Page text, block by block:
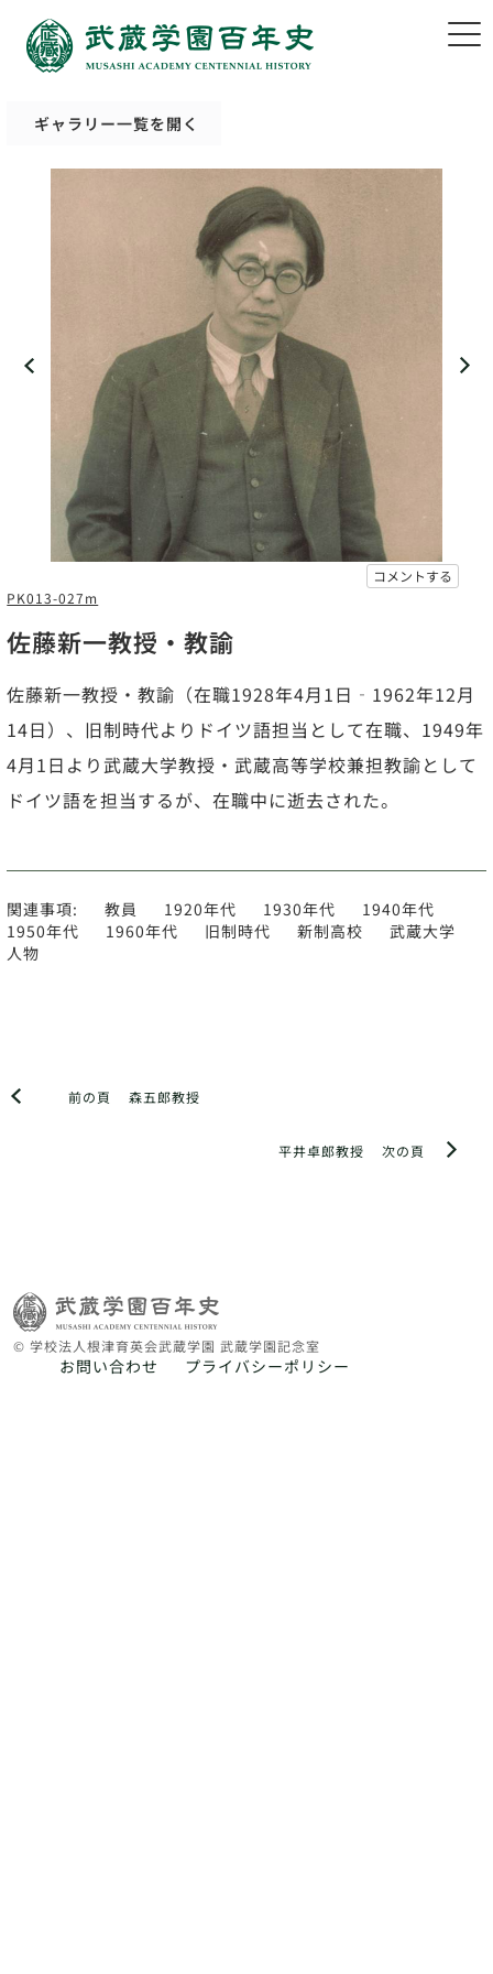
ギャラリー一覧を開く
コメントする
PK013-027m
佐藤新一教授・教諭
佐藤新一教授・教諭（在職1928年4月1日‐1962年12月
14日）、旧制時代よりドイツ語担当として在職、1949年
4月1日より武蔵大学教授・武蔵高等学校兼担教諭として
ドイツ語を担当するが、在職中に逝去された。
関連事項: 教員 1920年代 1930年代
1940年代
1950年代
1960年代 旧制時代 新制高校
武蔵大学
人物
前の頁 森五郎教授
次の頁
平井卓郎教授
© 学校法人根津育英会武蔵学園 武蔵学園記念室
お問い合わせ プライバシーポリシー